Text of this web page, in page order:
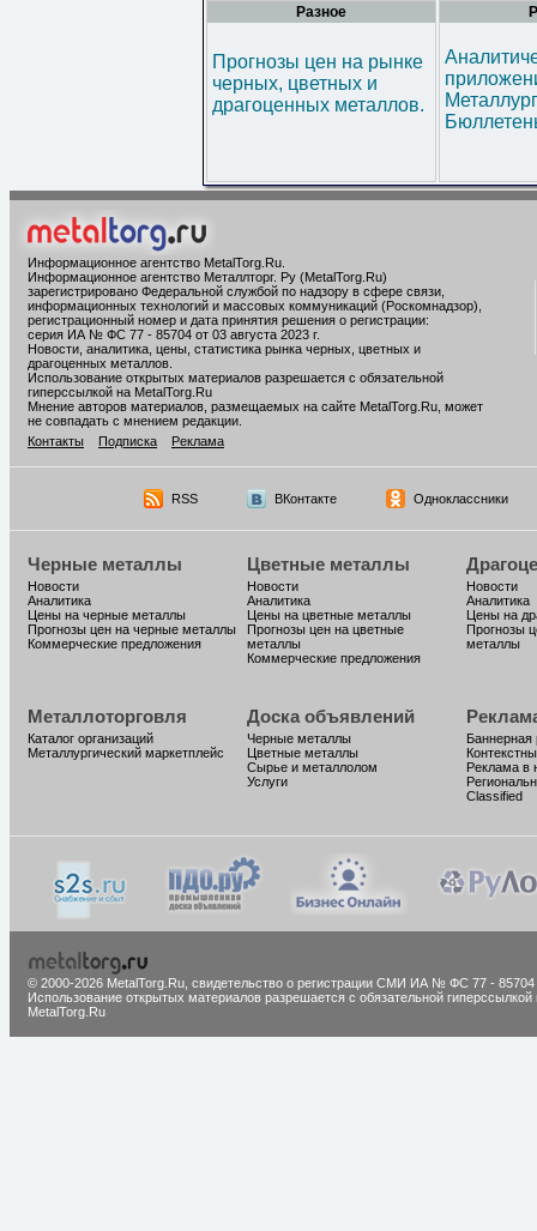
Разное
Прогнозы цен на рынке
черных, цветных и
драгоценных металлов.
Информационное агентство MetalTorg.Ru
Информационное агентство Металлторг. Ру (MetalTorg.Ru)
зарегистрировано Федеральной службой по надзору в сфере связи,
информационных технологий и массовых коммуникаций (Роскомнадзор),
регистрационный номер и дата принятия решения о регистрации:
серия ИА № ФС 77 - 85704 от 03 августа 2023 г.
Новости, аналитика, цены, статистика рынка черных, цветных и
драгоценных металлов.
Использование открытых материалов разрешается с обязательной
гиперссылкой на MetalTorg.Ru
Мнение авторов материалов, размещаемых на сайте MetalTorg.Ru, может
не совпадать с мнением редакции.
Контакты
Подписка Реклама
RSS ВКонтакте Одноклассники
Черные металлы
Новости
Аналитика
Цены на черные металлы
Прогнозы цен на черные металлы
Коммерческие предложения
Цветные металлы
Новости
Аналитика
Цены на цветные металлы
Прогнозы цен на цветные
металлы
Коммерческие предложения
Новости
Аналитика
Цены на
Прогнозы
металлы
Металлоторговля
Каталог организаций
Металлургический маркетплейс
Доска объявлений
Черные металлы
Цветные металлы
Сырье и металлолом
Услуги
Баннерная
Реклама в
Classified
© 2000-2026 MetalTorg.Ru, cвидетельство о регистрации СМИ ИА № ФС 77 - 85704
Использование открытых материалов разрешается с обязательной гиперссылкой
MetalTorg.Ru